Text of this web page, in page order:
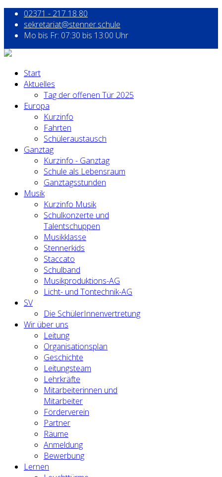
02371 - 217 18 80
sekretariat@stenner.schule
Mo bis Fr: 07:30 bis 13:00 Uhr
Start
Aktuelles
Tag der offenen Tür 2025
Europa
Kurzinfo
Fahrten
Schüleraustausch
Ganztag
Kurzinfo - Ganztag
Schule als Lebensraum
Ganztagsstunden
Musik
Kurzinfo Musik
Schulkonzerte und
Talentschuppen
Musikklasse
Stennerkids
Staccato
Schulband
Musikproduktions-AG
Licht- und Tontechnik-AG
SV
Die SchülerInnenvertretung
Wir über uns
Leitung
Organisationsplan
Geschichte
Leitungsteam
Lehrkräfte
Mitarbeiterinnen und
Mitarbeiter
Förderverein
Partner
Räume
Anmeldung
Bewerbung
Lernen